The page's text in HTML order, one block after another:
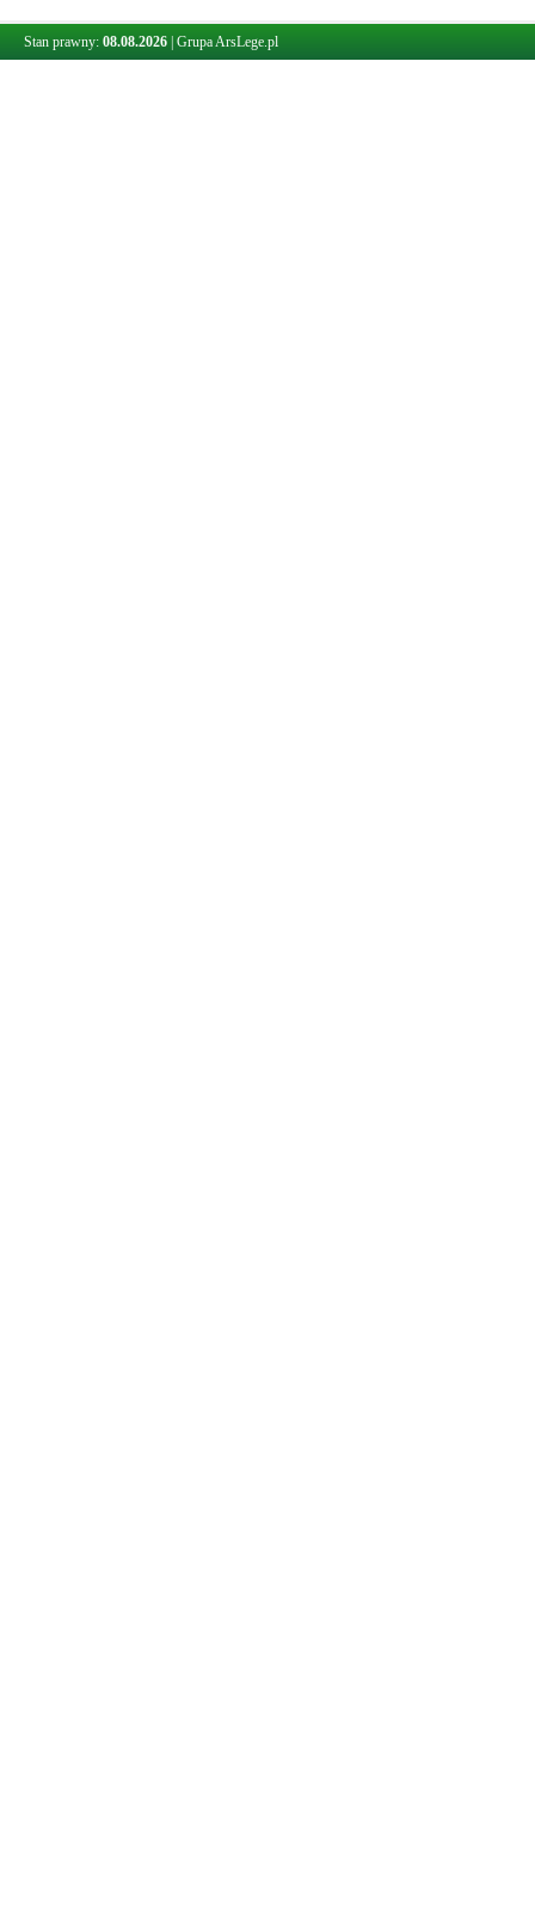
Stan prawny: 08.08.2026 Grupa ArsLege.pl